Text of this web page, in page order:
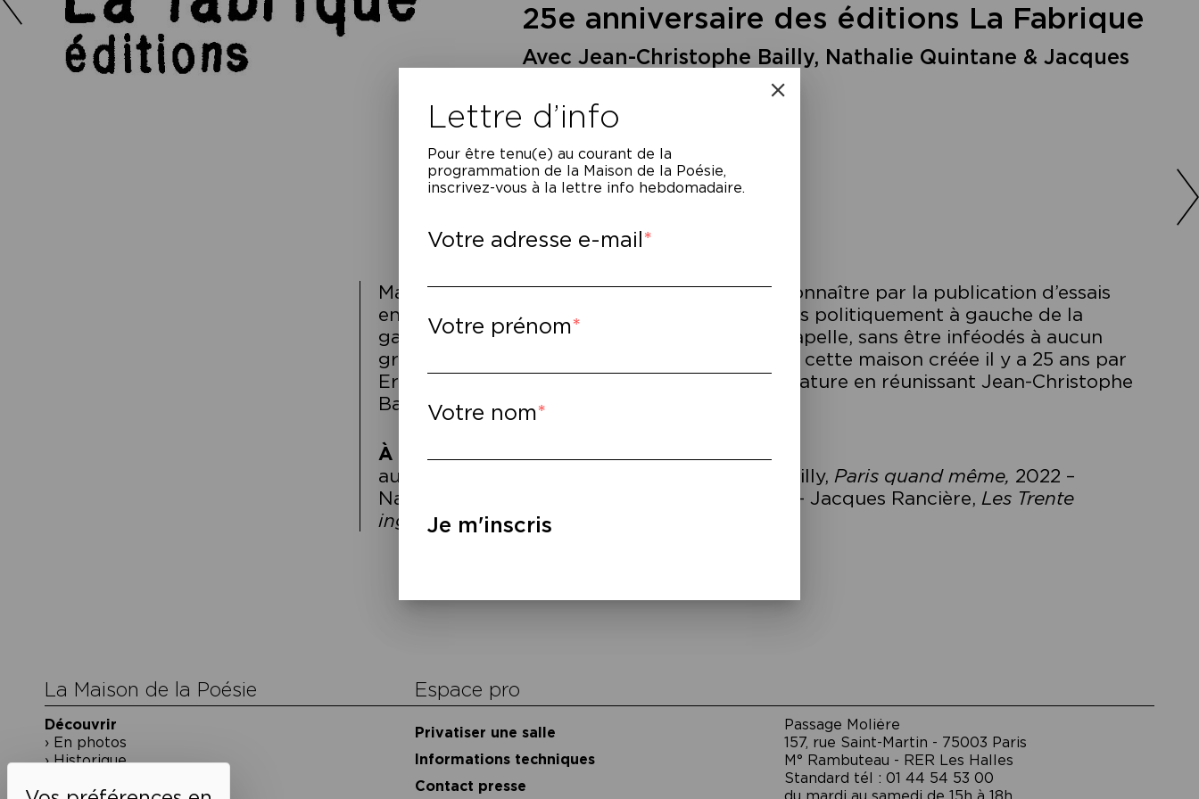
25e anniversaire des éditions La Fabrique
Avec Jean-Christophe Bailly, Nathalie Quintane & Jacques
Maison indépendante, La Fabrique s’est fait connaître par la publication d’essais
engagés politiquement, qui se veulent « ancrés politiquement à gauche de la
gauche, mais sans céder à aucun esprit de chapelle, sans être inféodés à aucun
groupe ni parti ». Pour saluer l’anniversaire de cette maison créée il y a 25 ans par
Eric Hazan, nous avons fait le choix de la littérature en réunissant Jean-Christophe
Bailly, Nathalie Quintane et Jacques Rancière.
À lire–
aux éditions La Fabrique : Jean-Christophe Bailly,Paris quand même, 2022 –
Nathalie Quintane,
, 2021 – Jacques Rancière,Les Trente
inglorieuses, 2022.
La Maison de la Poésie
Découvrir
En photos
Historique
Espace pro
Privatiser une salle
Informations techniques
Contact presse
Passage Moliėre
157, rue Saint-Martin - 75003 Paris
M° Rambuteau - RER Les Halles
Standard tél : 01 44 54 53 00
Lettre d’info
Pour être tenu(e) au courant de la
programmation de la Maison de la Poésie,
inscrivez-vous à la lettre info hebdomadaire.
Votre adresse e-mail
Votre prénom
Votre nom
Je m'inscris